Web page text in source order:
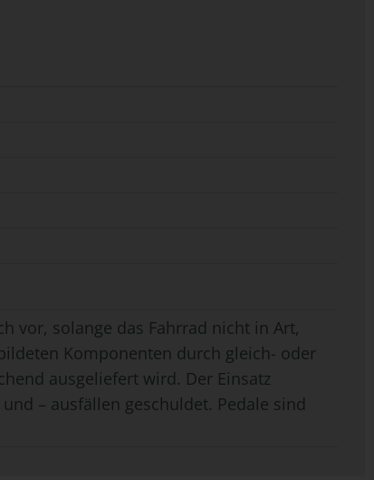
vor, solange das Fahrrad nicht in Art,
Komponenten durch gleich- oder
ausgeliefert wird. Der Einsatz
– ausfällen geschuldet. Pedale sind